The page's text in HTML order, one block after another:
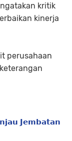
kritik
kinerja
perusahaan
𝗝𝗲𝗺𝗯𝗮𝘁𝗮𝗻